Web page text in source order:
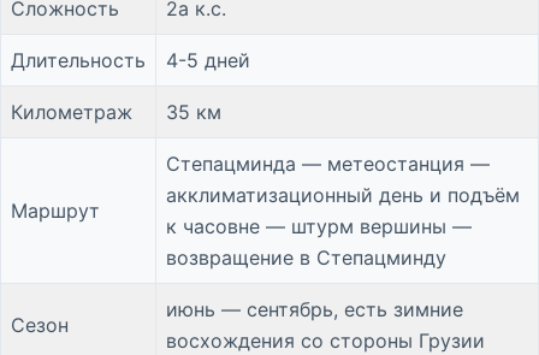
Сложность 2а к.с.
Длительность 4-5 дней
Километраж 35 км
Маршрут
Степацминда — метеостанция —
акклиматизационный день и подъём
к часовне — штурм вершины —
возвращение в Степацминду
Сезон
июнь — сентябрь, есть зимние
восхождения со стороны Грузии